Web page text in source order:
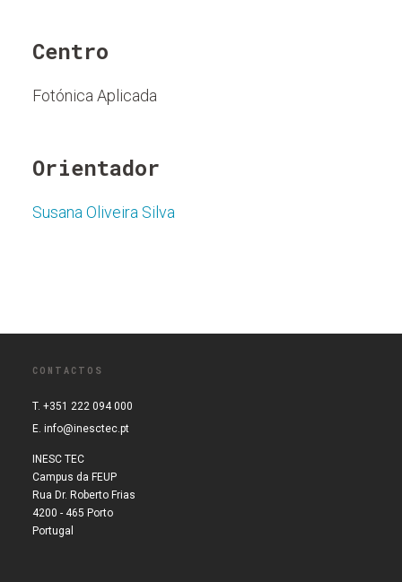
Centro
Fotónica Aplicada
Orientador
Susana Oliveira Silva
CONTACTOS
T. +351 222 094 000
E. info@inesctec.pt
INESC TEC
Campus da FEUP
Rua Dr. Roberto Frias
4200 - 465 Porto
Portugal